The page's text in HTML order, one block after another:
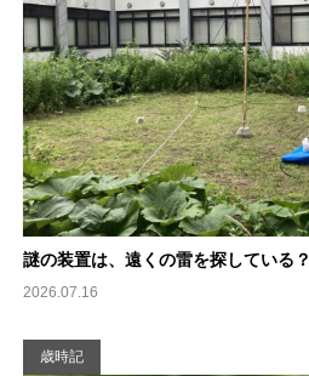
謎の装置は、遠くの雷を探している？
2026.07.16
歳時記